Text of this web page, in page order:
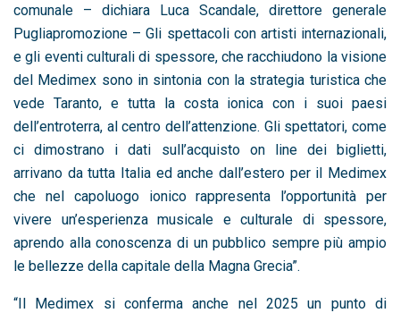
comunale – dichiara Luca Scandale, direttore generale
Pugliapromozione – Gli spettacoli con artisti internazionali,
e gli eventi culturali di spessore, che racchiudono la visione
del Medimex sono in sintonia con la strategia turistica che
vede Taranto, e tutta la costa ionica con i suoi paesi
dell’entroterra, al centro dell’attenzione. Gli spettatori, come
ci dimostrano i dati sull’acquisto on line dei biglietti,
arrivano da tutta Italia ed anche dall’estero per il Medimex
che nel capoluogo ionico rappresenta l’opportunità per
vivere un’esperienza musicale e culturale di spessore,
aprendo alla conoscenza di un pubblico sempre più ampio
le bellezze della capitale della Magna Grecia”.
“Il Medimex si conferma anche nel 2025 un punto di